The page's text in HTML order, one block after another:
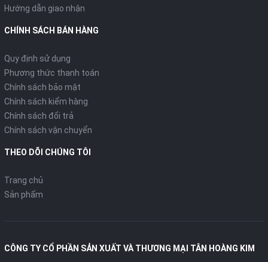
Hướng dẫn giao nhận
CHÍNH SÁCH BÁN HÀNG
Quy định sử dụng
Phương thức thanh toán
Chính sách bảo mật
Chính sách kiểm hàng
Chính sách đổi trả
Chính sách vận chuyển
THEO DÕI CHÚNG TÔI
Trang chủ
Sản phẩm
CÔNG TY CỔ PHẦN SẢN XUẤT VÀ THƯƠNG MẠI TÂN HOÀNG KIM